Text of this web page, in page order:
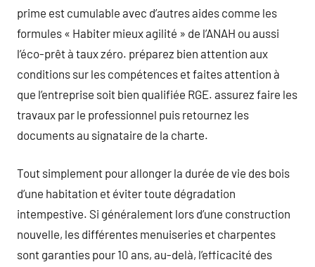
prime est cumulable avec d’autres aides comme les
formules « Habiter mieux agilité » de l’ANAH ou aussi
l’éco-prêt à taux zéro. préparez bien attention aux
conditions sur les compétences et faites attention à
que l’entreprise soit bien qualifiée RGE. assurez faire les
travaux par le professionnel puis retournez les
documents au signataire de la charte.
Tout simplement pour allonger la durée de vie des bois
d’une habitation et éviter toute dégradation
intempestive. Si généralement lors d’une construction
nouvelle, les différentes menuiseries et charpentes
sont garanties pour 10 ans, au-delà, l’efficacité des